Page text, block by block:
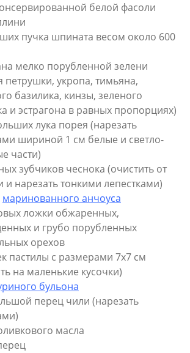
белой фасоли
пучка шпината весом около 600
мелко порубленной зелени
петрушки, укропа, тимьяна,
базилика, кинзы, зеленого
и эстрагона в равных пропорциях)
лука порея (нарезать
шириной 1 см белые и светло-
части)
зубчиков чеснока (очистить от
и нарезать тонкими лепестками)
маринованного анчоуса
ложки обжаренных,
и грубо порубленных
орехов
пастилы с размерами 7х7 см
на маленькие кусочки)
бульона
перец чили (нарезать
масла